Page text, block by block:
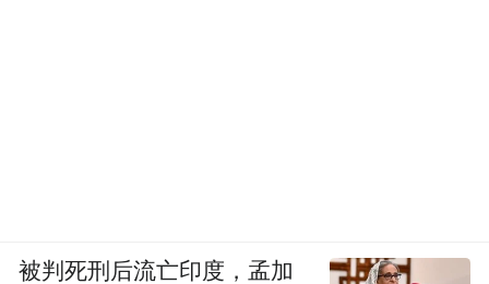
被判死刑后流亡印度，孟加